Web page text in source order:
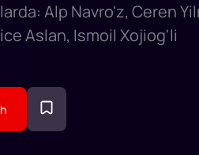
Alp Navro'z, Ceren
Aslan, Ismoil Xojiog'li